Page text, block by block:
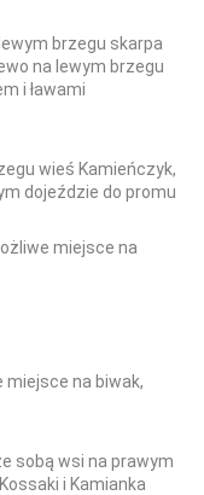
brzegu skarpa
na lewym brzegu
i ławami
wieś Kamieńczyk,
dojeździe do promu
miejsce na
miejsce na biwak,
sobą wsi na prawym
i Kamianka